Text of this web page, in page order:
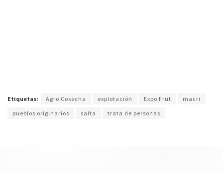
Etiquetas: Agro Cosecha explotación Expo Frut
macri
pueblos originarios
salta trata de personas